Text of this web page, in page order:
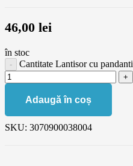
46,00 lei
în stoc
Cantitate Lantisor cu
Adaugă în coș
SKU: 3070900038004